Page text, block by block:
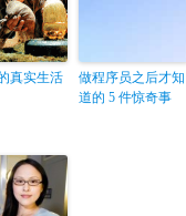
真实生活
做程序员之后才知
道的 5 件惊奇事